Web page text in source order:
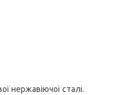
нержавіючої сталі.